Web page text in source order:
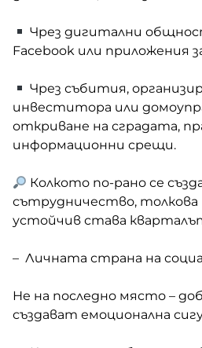
Чрез дигитални
Facebook или приложения
Чрез събития,
инвеститора или
откриване на сградата,
информационни срещи.
Колкото по-рано се
сътрудничество, толкова
устойчив става
– Личната страна на
Не на последно място –
създават емоционална